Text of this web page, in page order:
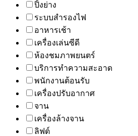
ปิ้งย่าง
ระบบสำรองไฟ
อาหารเช้า
เครื่องเล่นซีดี
ห้องชมภาพยนตร์
บริการทำความสะอาด
พนักงานต้อนรับ
เครื่องปรับอากาศ
จาน
เครื่องล้างจาน
ลิฟต์